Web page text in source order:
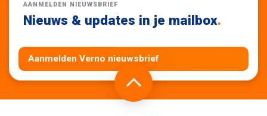
AANMELDEN NIEUWSBRIEF
Nieuws & updates in je mailbox.
Aanmelden Verno nieuwsbrief